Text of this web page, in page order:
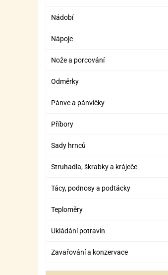
Nádobí
Nápoje
Nože a porcování
Odměrky
Pánve a pánvičky
Příbory
Sady hrnců
Struhadla, škrabky a kráječe
Tácy, podnosy a podtácky
Teploměry
Ukládání potravin
Zavařování a konzervace